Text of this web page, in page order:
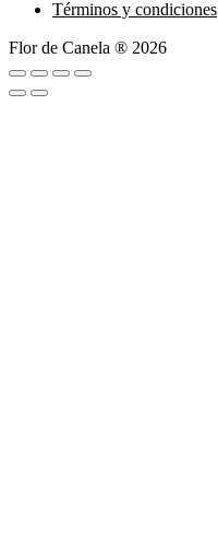
Términos y condiciones
Flor de Canela ® 2026